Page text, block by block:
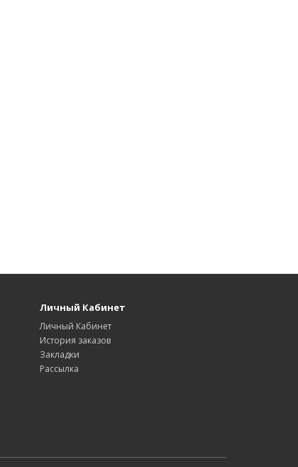
Личный Кабинет
Личный Кабинет
История заказов
Закладки
Рассылка